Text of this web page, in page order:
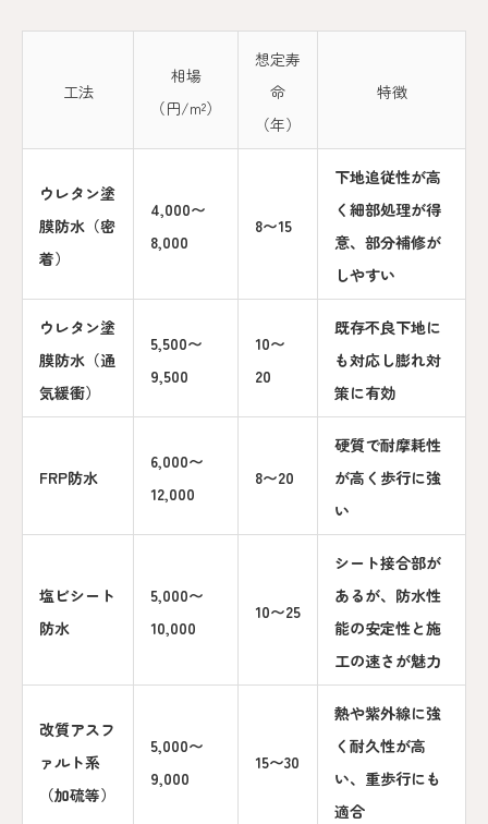
工法
相場
（円/m²）
想定寿
命
（年）
特徴
ウレタン塗
膜防水（密
着）
4,000〜
8,000
8〜15
下地追従性が高
く細部処理が得
意、部分補修が
しやすい
ウレタン塗
膜防水（通
気緩衝）
5,500〜
9,500
10〜
20
既存不良下地に
も対応し膨れ対
策に有効
FRP防水
6,000〜
12,000
8〜20
硬質で耐摩耗性
が高く歩行に強
い
塩ビシート
防水
5,000〜
10,000
10〜25
シート接合部が
あるが、防水性
能の安定性と施
工の速さが魅力
改質アスフ
ァルト系
（加硫等）
5,000〜
9,000
15〜30
熱や紫外線に強
く耐久性が高
い、重歩行にも
適合